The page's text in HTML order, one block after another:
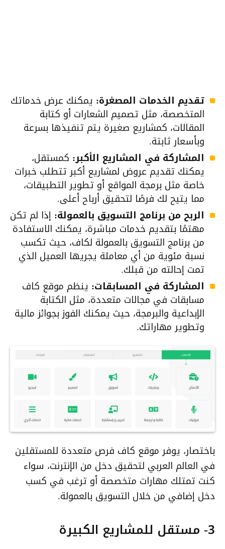
تقديم الخدمات المصغرة: يمكنك عرض خدماتك
المتخصصة، مثل تصميم الشعارات أو كتابة
المقالات، كمشاريع صغيرة يتم تنفيذها بسرعة
وبأسعار ثابتة.
المشاركة في المشاريع الأكبر: كمستقل،
يمكنك تقديم عروض لمشاريع أكبر تتطلب خبرات
خاصة مثل برمجة المواقع أو تطوير التطبيقات،
مما يتيح لك فرصًا لتحقيق أرباح أعلى.
الربح من برنامج التسويق بالعمولة: إذا لم تكن
مهتمًا بتقديم خدمات مباشرة، يمكنك الاستفادة
من برنامج التسويق بالعمولة لكاف، حيث تكسب
نسبة مئوية من أي معاملة يجريها العميل الذي
تمت إحالته من قبلك.
المشاركة في المسابقات: ينظم موقع كاف
مسابقات في مجالات متعددة، مثل الكتابة
الإبداعية والبرمجة، حيث يمكنك الفوز بجوائز مالية
وتطوير مهاراتك.
باختصار، يوفر موقع كاف فرص متعددة للمستقلين
في العالم العربي لتحقيق دخل من الإنترنت، سواء
كنت تمتلك مهارات متخصصة أو ترغب في كسب
دخل إضافي من خلال التسويق بالعمولة.
3- مستقل للمشاريع الكبيرة